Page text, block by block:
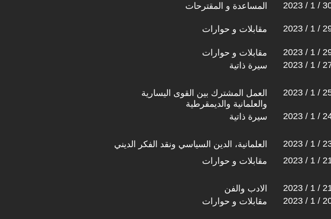
المساعدة و المقترحات
2023 / 1 /
مقابلات و حوارات 2023 / 1 /
مقابلات و حوارات 2023 / 1 /
سيرة ذاتية
2023 / 1 /
العمل المشترك بين القوى اليسارية
والعلمانية والديمقرطية
2023 / 1 /
سيرة ذاتية 2023 / 1 /
العلمانية، الدين السياسي ونقد الفكر الديني 2023 / 1 /
مقابلات و حوارات
2023 / 1 /
الادب والفن 2023 / 1 /
مقابلات و حوارات
2023 / 1 /